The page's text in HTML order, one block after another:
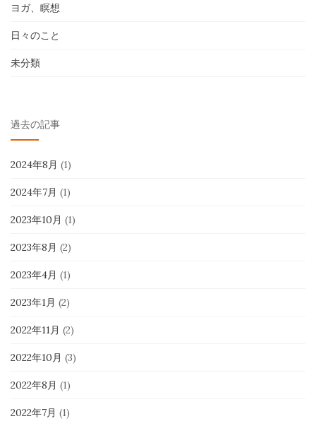
ヨガ、瞑想
日々のこと
未分類
過去の記事
2024年8月 (1)
2024年7月 (1)
2023年10月 (1)
2023年8月 (2)
2023年4月 (1)
2023年1月 (2)
2022年11月 (2)
2022年10月 (3)
2022年8月 (1)
2022年7月 (1)